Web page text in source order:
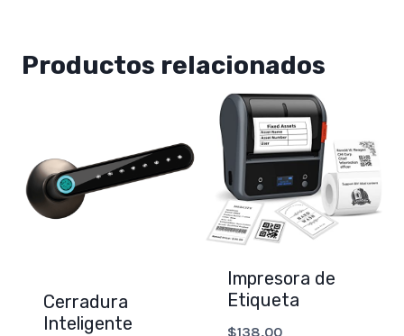
Productos relacionados
Cerradura
Inteligente
Impresora de
Etiqueta
$138,00